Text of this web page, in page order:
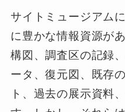
サイトミュージアム
に豊かな情報資源が
構図、調査区の記録
ータ、復元図、既存
ト、過去の展示資料